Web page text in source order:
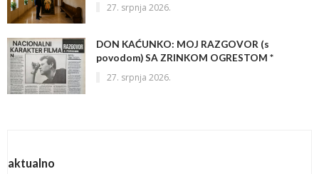
27. srpnja 2026.
DON KAĆUNKO: MOJ RAZGOVOR (s
povodom) SA ZRINKOM OGRESTOM *
27. srpnja 2026.
aktualno